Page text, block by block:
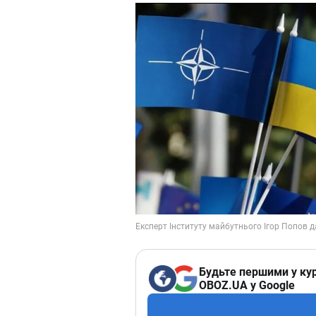
Будьте першими у
OBOZ.UA у Google